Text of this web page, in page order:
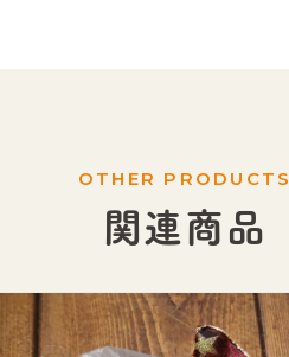
OTHER PRODUCTS
関連商品